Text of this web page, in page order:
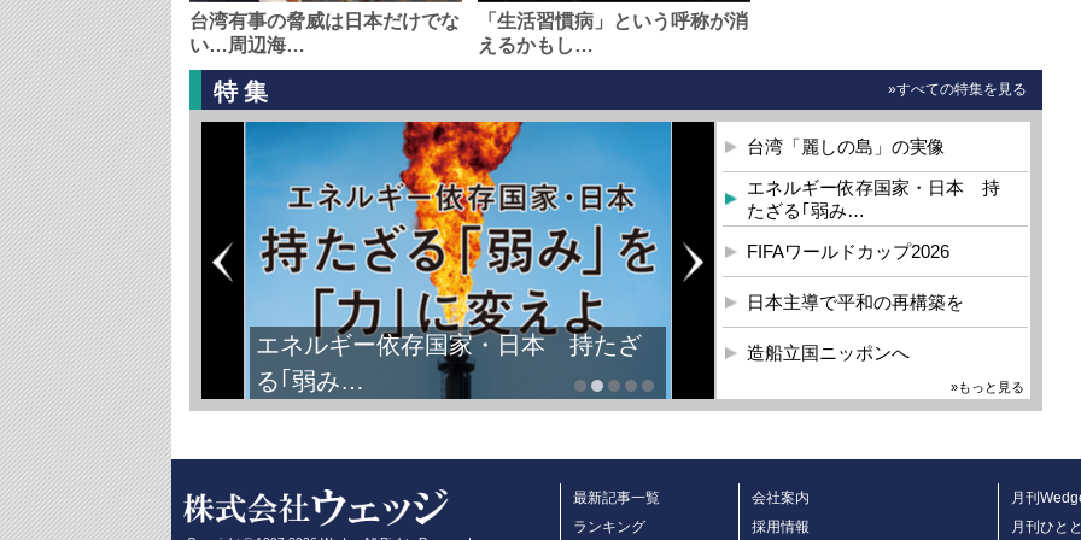
台湾有事の脅威は日本だけでな
い…周辺海…
「生活習慣病」という呼称が消
えるかもし…
特集 »すべての特集を見る
エネルギー依存国家・日本 持たざ
る｢弱み…
台湾「麗しの島」の実像
エネルギー依存国家・日本 持
たざる｢弱み…
FIFAワールドカップ2026
日本主導で平和の再構築を
造船立国ニッポンへ
»もっと見る
最新記事一覧
ランキング
会社案内
採用情報
月刊
月刊ひと